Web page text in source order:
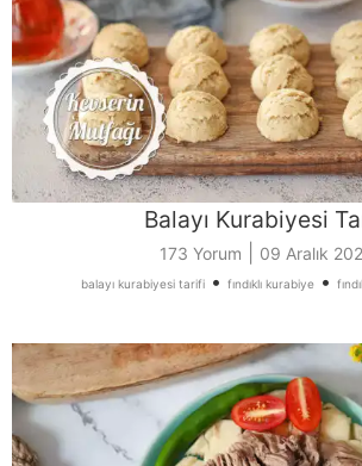
Balayı Kurabiyesi
173 Yorum 09 Aralık
balayı kurabiyesi tarifi• fındıklı kurabiye•